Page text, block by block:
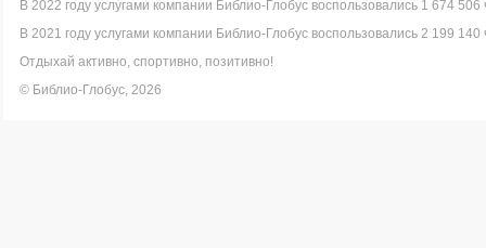
В 2022 году услугами компании Библио-Глобус воспользовались 1 674 506
В 2021 году услугами компании Библио-Глобус воспользовались 2 199 140
Отдыхай активно, спортивно, позитивно!
© Библио-Глобус, 2026